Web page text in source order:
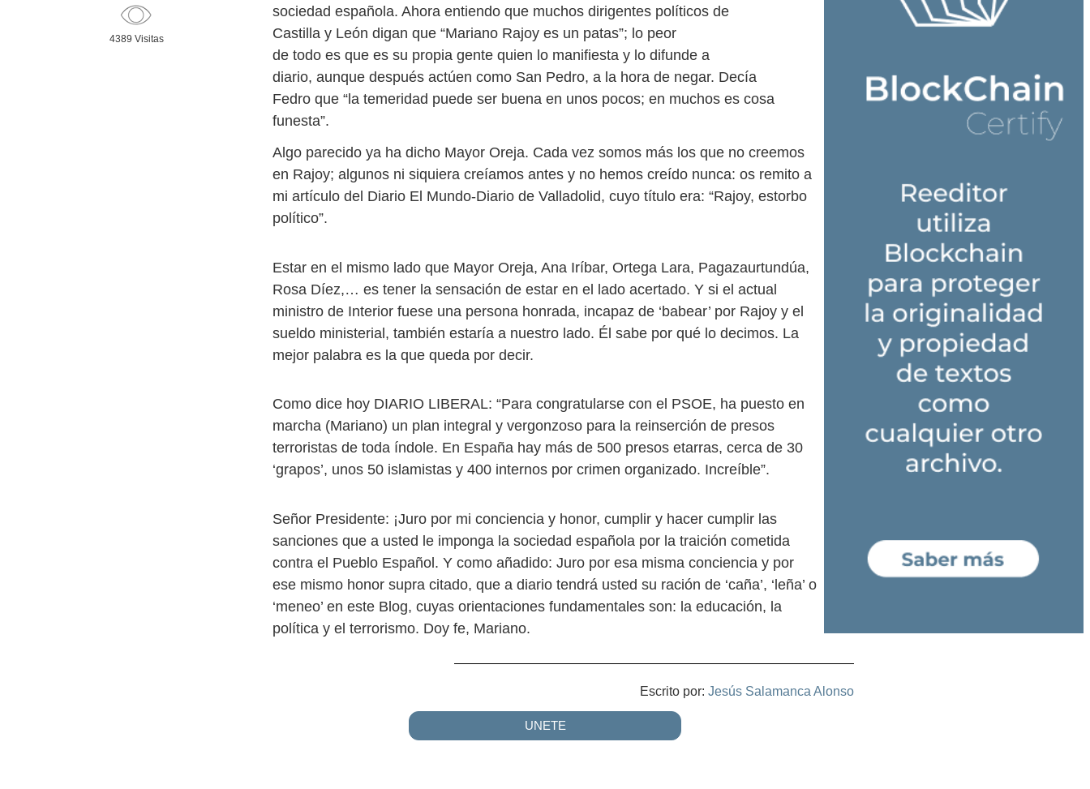
4389 Visitas
sociedad española. Ahora entiendo que muchos dirigentes políticos de
Castilla y León digan que “Mariano Rajoy es un patas”; lo peor
de todo es que es su propia gente quien lo manifiesta y lo difunde a
diario, aunque después actúen como San Pedro, a la hora de negar. Decía
Fedro que “la temeridad puede ser buena en unos pocos; en muchos es cosa
funesta”.
Algo parecido ya ha dicho Mayor Oreja. Cada vez somos más los que no creemos
en Rajoy; algunos ni siquiera creíamos antes y no hemos creído nunca: os remito a
mi artículo del Diario El Mundo-Diario de Valladolid, cuyo título era: “Rajoy, estorbo
político”.
Estar en el mismo lado que Mayor Oreja, Ana Iríbar, Ortega Lara, Pagazaurtundúa,
Rosa Díez,… es tener la sensación de estar en el lado acertado. Y si el actual
ministro de Interior fuese una persona honrada, incapaz de ‘babear’ por Rajoy y el
sueldo ministerial, también estaría a nuestro lado. Él sabe por qué lo decimos. La
mejor palabra es la que queda por decir.
Como dice hoy DIARIO LIBERAL: “Para congratularse con el PSOE, ha puesto en
marcha (Mariano) un plan integral y vergonzoso para la reinserción de presos
terroristas de toda índole. En España hay más de 500 presos etarras, cerca de 30
‘grapos’, unos 50 islamistas y 400 internos por crimen organizado. Increíble”.
Señor Presidente: ¡Juro por mi conciencia y honor, cumplir y hacer cumplir las
sanciones que a usted le imponga la sociedad española por la traición cometida
contra el Pueblo Español. Y como añadido: Juro por esa misma conciencia y por
ese mismo honor supra citado, que a diario tendrá usted su ración de ‘caña’, ‘leña’ o
‘meneo’ en este Blog, cuyas orientaciones fundamentales son: la educación, la
política y el terrorismo. Doy fe, Mariano.
Escrito por: Jesús Salamanca Alonso
UNETE